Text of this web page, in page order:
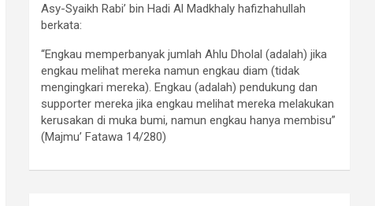
Asy-Syaikh Rabi’ bin Hadi Al Madkhaly hafizhahullah
berkata:
“Engkau memperbanyak jumlah Ahlu Dholal (adalah) jika
engkau melihat mereka namun engkau diam (tidak
mengingkari mereka). Engkau (adalah) pendukung dan
supporter mereka jika engkau melihat mereka melakukan
kerusakan di muka bumi, namun engkau hanya membisu”
(Majmu’ Fatawa 14/280)